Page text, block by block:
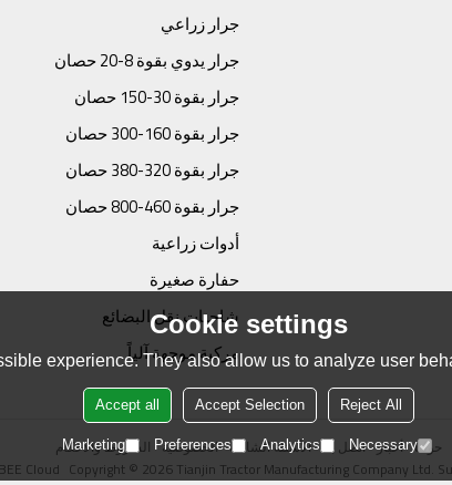
جرار زراعي
جرار يدوي بقوة 8-20 حصان
جرار بقوة 30-150 حصان
جرار بقوة 160-300 حصان
جرار بقوة 320-380 حصان
جرار بقوة 460-800 حصان
أدوات زراعية
حفارة صغيرة
شاحنات نقل البضائع
مركبة موجهة آلياً
حولنا أخبار اتصل بنا الأسئلة الشائعة الخصوصية الشروط والاحكام
Copyright © 2026 Tianjin Tractor Manufacturing Company Ltd.
Cloud
Cookie settings
experience. They also allow us to analyze user
Reject All
Accept Selection
Accept all
Necessary
Analytics
Preferences
Marketing